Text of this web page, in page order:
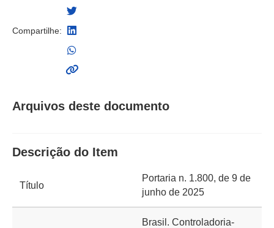
Compartilhe:
Arquivos deste documento
Descrição do Item
Título
Portaria n. 1.800, de 9 de
junho de 2025
Brasil. Controladoria-